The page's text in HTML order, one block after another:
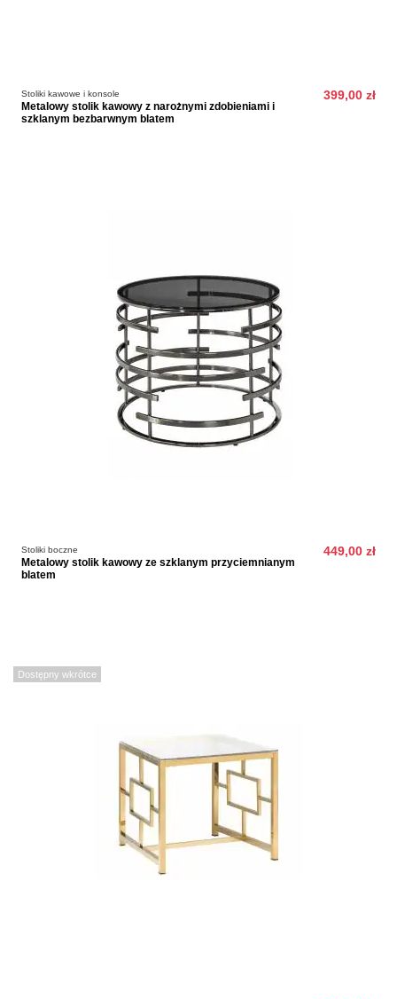
Stoliki kawowe i konsole
Metalowy stolik kawowy z narożnymi zdobieniami i
szklanym bezbarwnym blatem
399,00 zł
Stoliki boczne
Metalowy stolik kawowy ze szklanym przyciemnianym
blatem
449,00 zł
Dostępny wkrótce